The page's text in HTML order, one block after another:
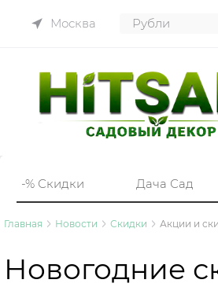
Москва
-% Скидки Дача Сад
Главная Новости Скидки Акции и
Новогодние